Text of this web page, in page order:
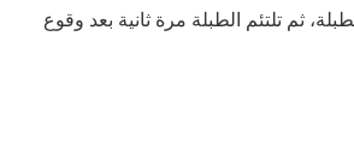
ثم تلتئم الطبلة مرة ثانية بعد وقوع